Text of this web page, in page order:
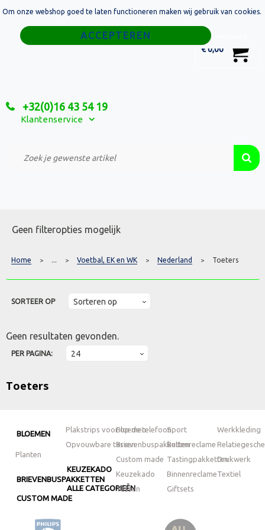
€ 0,00
+32(0)16 43 54 19
Klantenservice
Home
Relatiegeschenken
Custom Made Projecten
Geen filteropties mogelijk
Home > ... > Voetbal, EK en WK > Nederland > Toeters
SORTEER OP
Geen resultaten gevonden.
PER PAGINA:
Toeters
BLOEMEN
Planten
BRIEVENBUSPAKKETTEN
CUSTOM MADE
Plakstrips voor op de telefoon
Opvouwbare tassen
KEUZEKADO
ALLE CATEGORIEËN
Bloemen
Brievenbuspakketten
Custom made
Keuzekado
Tassen
Sport
Buitenreclame
Tastingpakketten
Binnenreclame
Giftsets
Werkkleding
Drukwerk
Textiel
Om onze webshop goed te laten functioneren maken wij gebruik van cookies.